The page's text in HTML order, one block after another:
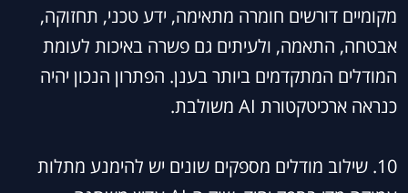
מקומיים דורשים חומרה מתאימה, ידע טכני, תחזוקה,
אבטחה, התאמה, ולעיתים גם פשרה באיכות לעומת
המודלים המתקדמים ביותר בענן. הפתרון הנכון יהיה
כנראה ארכיטקטורת AI משולבת.
10. שילוב מודלים מספקים שונים יש להימנע מתלות